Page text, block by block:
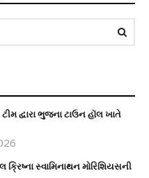
દ્વારા ભુજના ટાઉન હૉલ ખાતે
ક્રિષ્ના સ્વામિનાથન મોરિશિયસની